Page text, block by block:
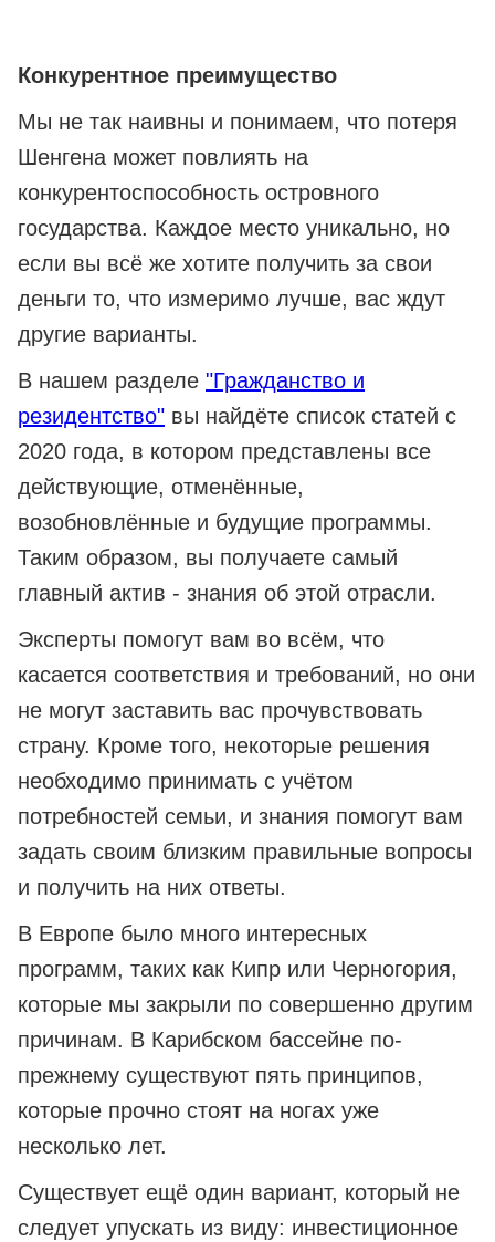
Конкурентное преимущество
Мы не так наивны и понимаем, что потеря
Шенгена может повлиять на
конкурентоспособность островного
государства. Каждое место уникально, но
если вы всё же хотите получить за свои
деньги то, что измеримо лучше, вас ждут
другие варианты.
В нашем разделе "Гражданство и
резидентство" вы найдёте список статей с
2020 года, в котором представлены все
действующие, отменённые,
возобновлённые и будущие программы.
Таким образом, вы получаете самый
главный актив - знания об этой отрасли.
Эксперты помогут вам во всём, что
касается соответствия и требований, но они
не могут заставить вас прочувствовать
страну. Кроме того, некоторые решения
необходимо принимать с учётом
потребностей семьи, и знания помогут вам
задать своим близким правильные вопросы
и получить на них ответы.
В Европе было много интересных
программ, таких как Кипр или Черногория,
которые мы закрыли по совершенно другим
причинам. В Карибском бассейне по-
прежнему существуют пять принципов,
которые прочно стоят на ногах уже
несколько лет.
Существует ещё один вариант, который не
следует упускать из виду: инвестиционное